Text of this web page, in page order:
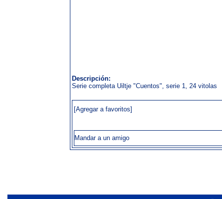
Descripción:
Serie completa Uiltje "Cuentos", serie 1, 24 vitolas
[Agregar a favoritos]
Mandar a un amigo